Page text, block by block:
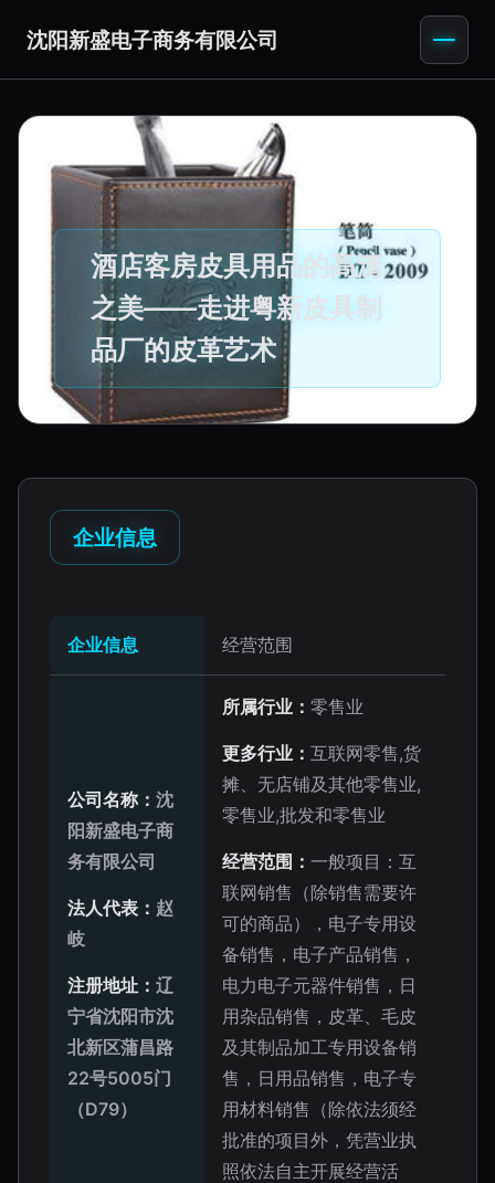
沈阳新盛电子商务有限公司
酒店客房皮具用品的高清
之美——走进粤新皮具制
品厂的皮革艺术
企业信息
企业信息 经营范围
公司名称： 沈
阳新盛电子商
务有限公司
法人代表： 赵
岐
注册地址： 辽
宁省沈阳市沈
北新区蒲昌路
22号5005门
（D79）
所属行业： 零售业
更多行业： 互联网零售,货
摊、无店铺及其他零售业,
零售业,批发和零售业
经营范围： 一般项目：互
联网销售（除销售需要许
可的商品），电子专用设
备销售，电子产品销售，
电力电子元器件销售，日
用杂品销售，皮革、毛皮
及其制品加工专用设备销
售，日用品销售，电子专
用材料销售（除依法须经
批准的项目外，凭营业执
照依法自主开展经营活